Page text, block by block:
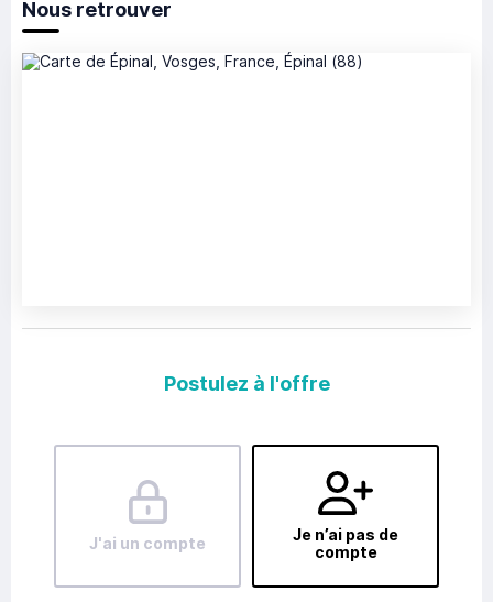
Nous retrouver
Postulez à l'offre
J'ai un compte
Je n’ai pas de
compte